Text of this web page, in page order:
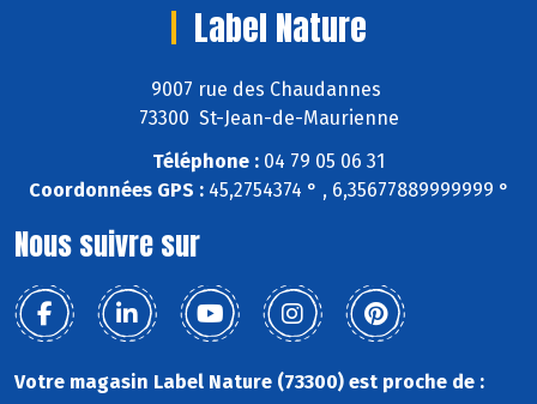
Label Nature
9007 rue des Chaudannes
73300 St-Jean-de-Maurienne
Téléphone : 04 79 05 06 31
Coordonnées GPS :45,2754374 ° , 6,35677889999999 °
Nous suivre sur
Votre magasin Label Nature (73300) est proche de :